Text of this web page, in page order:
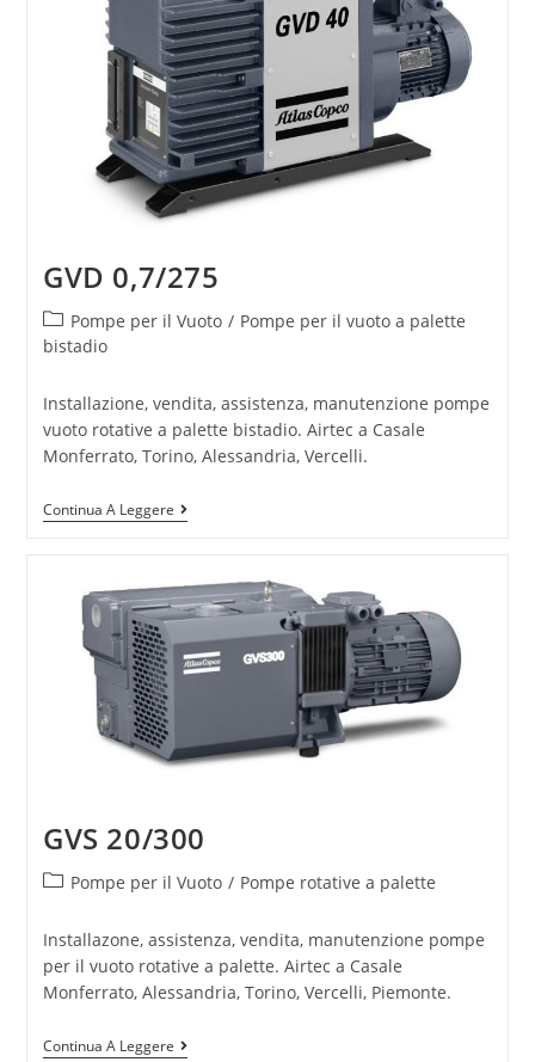
GVD 0,7/275
Pompe per il Vuoto / Pompe per il vuoto a palette
bistadio
Installazione, vendita, assistenza, manutenzione pompe
vuoto rotative a palette bistadio. Airtec a Casale
Monferrato, Torino, Alessandria, Vercelli.
Continua A Leggere
GVS 20/300
Pompe per il Vuoto / Pompe rotative a palette
Installazone, assistenza, vendita, manutenzione pompe
per il vuoto rotative a palette. Airtec a Casale
Monferrato, Alessandria, Torino, Vercelli, Piemonte.
Continua A Leggere